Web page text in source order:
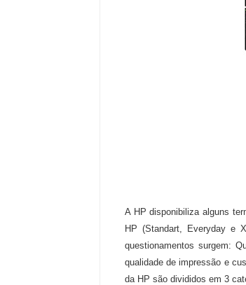
A HP disponibiliza alguns
HP (Standart, Everyday e
questionamentos surgem:
qualidade de impressão e
da HP são divididos em 3